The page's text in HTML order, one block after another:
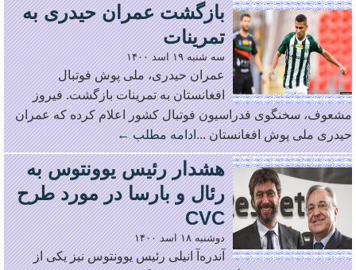
بازگشت عمران حیدری به
تمرینات
سه شنبه ۱۹ اسد ۱۴۰۰
عمران حیدری، ملی پوش فوتبال
افغانستان به تمرینات بازگشت. فیروز
مشعوف، سخنگوی فدراسیون فوتبال کشور اعلام کرده که عمران
حیدری ملی پوش افغانستان ...ادامه مطلب ←
هشدار رئیس یوونتوس به
رئال و بارسا در مورد طرح
CVC
دوشنبه ۱۸ اسد ۱۴۰۰
آندره‌آ انیلی رئیس یوونتوس نیز یکی از